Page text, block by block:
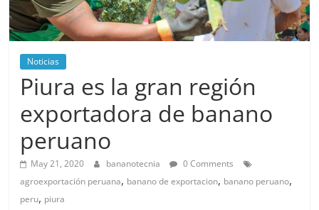
Noticias
Piura es la gran región
exportadora de banano
peruano
May 21, 2020 bananotecnia
0 Comments
agroexportación peruana, banano de exportacion, banano peruano,
peru, piura